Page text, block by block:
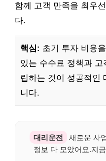
함께 고객 만족을 최우
다.
핵심: 초기 투자 비용
있는 수수료 정책과
립하는 것이 성공적인
니다.
대리운전
새로운 사
정보 다 모았어요.지